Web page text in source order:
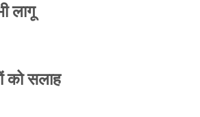
लागू
को सलाह